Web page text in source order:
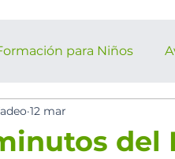
para Niños
Eventos Parroquiales
del
12 mar